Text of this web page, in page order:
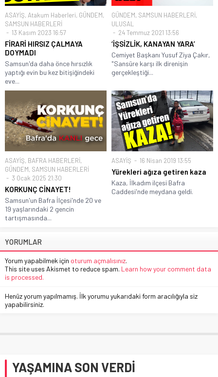
ASAYİŞ, Atakum Haberleri, GÜNDEM,
SAMSUN HABERLERİ
13 Kasım 2023 16:57
FİRARİ HIRSIZ ÇALMAYA
DOYMADI
Samsun'da daha önce hırsızlık
yaptığı evin bu kez bitişiğindeki
eve...
GÜNDEM, SAMSUN HABERLERİ,
ULUSAL
24 Temmuz 2021 13:56
‘İŞSİZLİK, KANAYAN YARA’
Cemiyet Başkanı Yusuf Ziya Çakır,
"Sansüre karşı ilk direnişin
gerçekleştiği...
ASAYİŞ, BAFRA HABERLERİ,
GÜNDEM, SAMSUN HABERLERİ
3 Ocak 2025 21:30
KORKUNÇ CİNAYET!
Samsun'un Bafra İlçesi'nde 20 ve
19 yaşlarındaki 2 gencin
tartışmasında...
ASAYİŞ 16 Nisan 2019 13:55
Yürekleri ağıza getiren kaza
Kaza, İlkadım ilçesi Bafra
Caddesi'nde meydana geldi.
YORUMLAR
Yorum yapabilmek için oturum açmalısınız.
This site uses Akismet to reduce spam. Learn how your comment data
is processed.
Henüz yorum yapılmamış. İlk yorumu yukarıdaki form aracılığıyla siz
yapabilirsiniz.
YAŞAMINA SON VERDİ